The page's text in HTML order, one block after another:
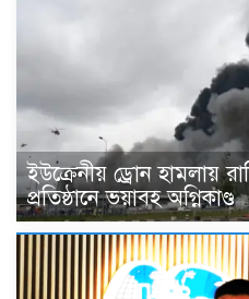
ইউক্রেনীয় ড্রোন হামলায়
প্রতিষ্ঠানে ভয়াবহ অগ্নিকাণ্ড